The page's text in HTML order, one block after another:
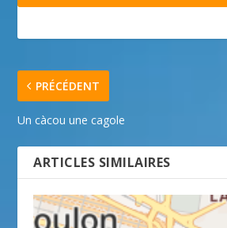
PRÉCÉDENT
Un càcou une cagole
ARTICLES SIMILAIRES